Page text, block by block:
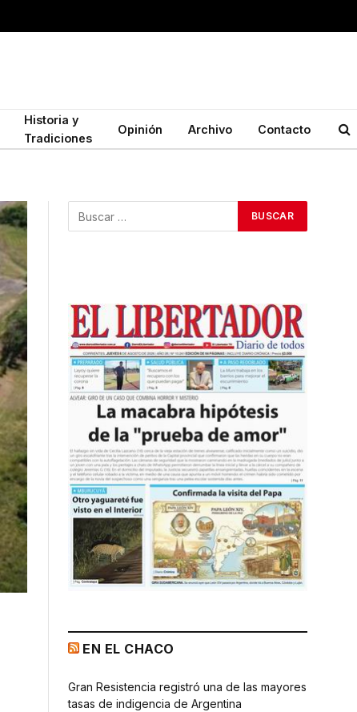
Historia y
Tradiciones
Opinión Archivo Contacto
EN EL CHACO
Gran Resistencia registró una de las mayores
tasas de indigencia de Argentina